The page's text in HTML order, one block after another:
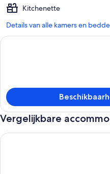
Kitchenette
Details van alle kamers en
Vergelijkbare
Shabby Chic Studio in LA Hills